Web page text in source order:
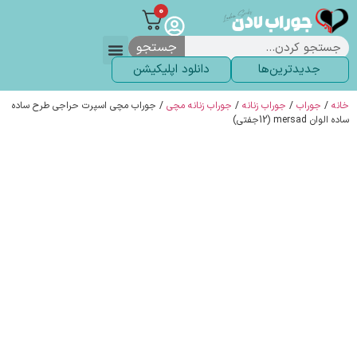
0
جستجو
جدیدترین‌ها دانلود اپلیکیشن
خانه / جوراب / جوراب زنانه / جوراب زنانه مچی / جوراب مچی اسپرت حراجی طرح ساده
ساده الوان mersad (12جفتی)